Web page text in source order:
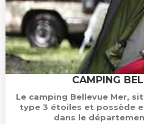
CAMPING
Le camping Bellevue Mer,
type 3 étoiles et possède
dans le